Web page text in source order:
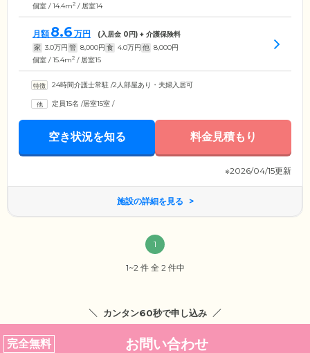
個室 / 14.4m2 / 居室14
月額 8.6 万円 (入居金 0円) + 介護保険料
家 3.0万円 管 8,000円 食 4.0万円 他 8,000円
個室 / 15.4m2 / 居室15
24時間介護士常駐 /2人部屋あり・夫婦入居可
定員15名 /居室15室 /
空き状況を知る 料金見積もり
※2026/04/15更新
施設の詳細を見る
1
1~2 件 全 2 件中
カンタン60秒で申し込み
完全無料 お問い合わせ